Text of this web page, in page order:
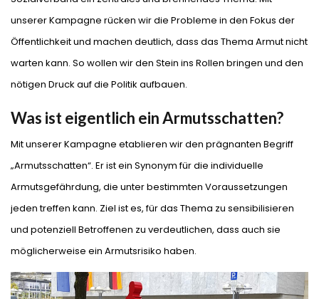
unserer Kampagne rücken wir die Probleme in den Fokus der
Öffentlichkeit und machen deutlich, dass das Thema Armut nicht
warten kann. So wollen wir den Stein ins Rollen bringen und den
nötigen Druck auf die Politik aufbauen.
Was ist eigentlich ein Armutsschatten?
Mit unserer Kampagne etablieren wir den prägnanten Begriff
„Armutsschatten“. Er ist ein Synonym für die individuelle
Armutsgefährdung, die unter bestimmten Voraussetzungen
jeden treffen kann. Ziel ist es, für das Thema zu sensibilisieren
und potenziell Betroffenen zu verdeutlichen, dass auch sie
möglicherweise ein Armutsrisiko haben.